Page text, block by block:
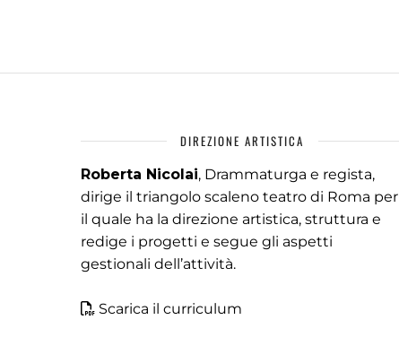
DIREZIONE ARTISTICA
Roberta Nicolai, Drammaturga e regista,
dirige il triangolo scaleno teatro di Roma per
il quale ha la direzione artistica, struttura e
redige i progetti e segue gli aspetti
gestionali dell’attività.
Scarica il curriculum